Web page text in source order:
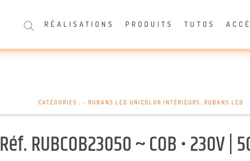
RÉALISATIONS PRODUITS TUTOS
CATÉGORIES : ~ RUBANS LED UNICOLOR INTÉRIEURS, RUBANS LED
Réf. RUBCOB23050 ~ COB • 230V |